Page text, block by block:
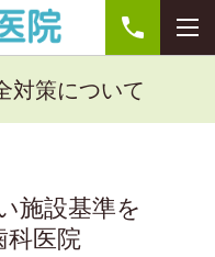
対策について
施設基準を
科医院